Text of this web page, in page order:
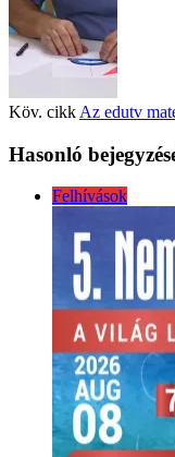
Köv. cikk Az edutv
Hasonló
Felhívások